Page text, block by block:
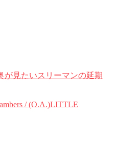
が見たいスリーマンの延期
/ (O.A.)LITTLE